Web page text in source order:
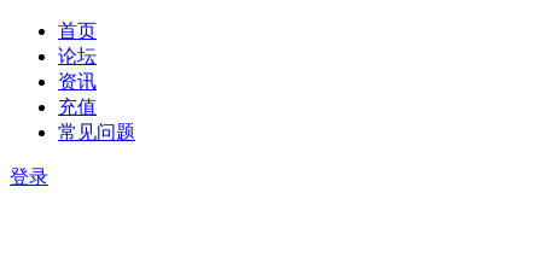
首页
论坛
资讯
充值
常见问题
登录